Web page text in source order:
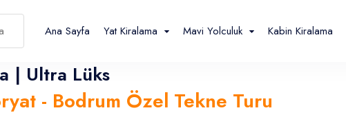
Ana Sayfa Yat Kiralama Mavi Yolculuk Kabin Kiralama
| Ultra Lüks
- Bodrum Özel Tekne Turu